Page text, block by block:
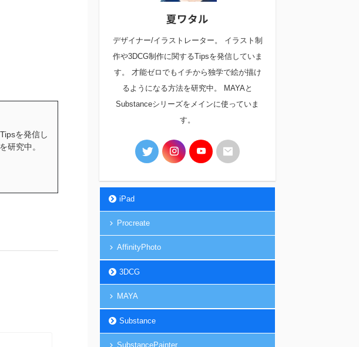
を発信し
研究中。
夏ワタル
デザイナー/イラストレーター。 イラスト制
作や3DCG制作に関するTipsを発信していま
す。 才能ゼロでもイチから独学で絵が描け
るようになる方法を研究中。 MAYAと
Substanceシリーズをメインに使っていま
す。
iPad
Procreate
AffinityPhoto
3DCG
MAYA
Substance
SubstancePainter